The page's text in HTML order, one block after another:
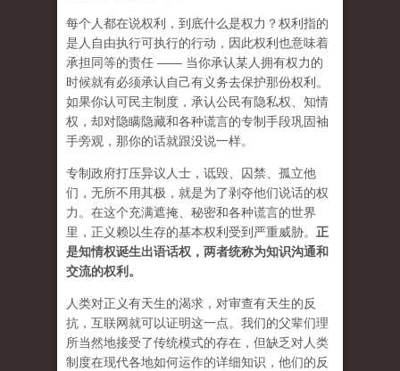
每个人都在说权利，到底什么是权力？权利指的
是人自由执行可执行的行动，因此权利也意味着
承担同等的责任 —— 当你承认某人拥有权力的
时候就有必须承认自己有义务去保护那份权利。
如果你认可民主制度，承认公民有隐私权、知情
权，却对隐瞒隐藏和各种谎言的专制手段巩固袖
手旁观，那你的话就跟没说一样。
专制政府打压异议人士，诋毁、囚禁、孤立他
们，无所不用其极，就是为了剥夺他们说话的权
力。在这个充满遮掩、秘密和各种谎言的世界
里，正义赖以生存的基本权利受到严重威胁。 正
是知情权诞生出语话权，两者统称为知识沟通和
交流的权利。
人类对正义有天生的渴求，对审查有天生的反
抗，互联网就可以证明这一点。我们的父辈们理
所当然地接受了传统模式的存在，但缺乏对人类
制度在现代各地如何运作的详细知识，他们的反